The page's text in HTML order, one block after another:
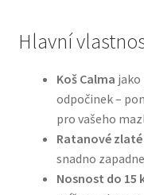
Konzervy a
N&D Farmina pro
Hlavní
Koš Calma jako
odpočinek –
pro vašeho
Ratanové
snadno
Nosnost do 15